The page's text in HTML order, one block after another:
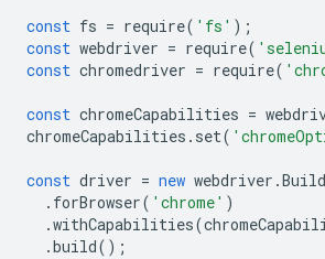
const fs = require( 'fs' );
const webdriver = require(
const chromedriver = require(
const chromeCapabilities =
chromeCapabilities . set(
const driver = new webdriver .
. forBrowser( 'chrome' )
.withCapabilities(
.build();